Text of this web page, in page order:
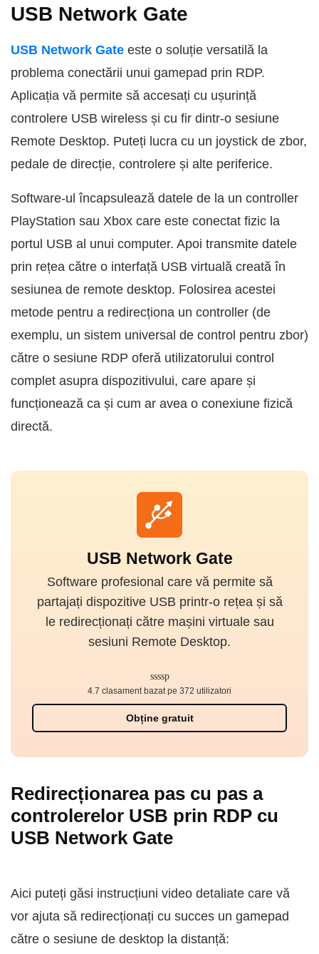
USB Network Gate
USB Network Gate este o soluție versatilă la
problema conectării unui gamepad prin RDP.
Aplicația vă permite să accesați cu ușurință
controlere USB wireless și cu fir dintr-o sesiune
Remote Desktop. Puteți lucra cu un joystick de zbor,
pedale de direcție, controlere și alte periferice.
Software-ul încapsulează datele de la un controller
PlayStation sau Xbox care este conectat fizic la
portul USB al unui computer. Apoi transmite datele
prin rețea către o interfață USB virtuală creată în
sesiunea de remote desktop. Folosirea acestei
metode pentru a redirecționa un controller (de
exemplu, un sistem universal de control pentru zbor)
către o sesiune RDP oferă utilizatorului control
complet asupra dispozitivului, care apare și
funcționează ca și cum ar avea o conexiune fizică
directă.
USB Network Gate
Software profesional care vă permite să
partajați dispozitive USB printr-o rețea și să
le redirecționați către mașini virtuale sau
sesiuni Remote Desktop.
Obține gratuit
4.7 clasament bazat pe 372 utilizatori
Redirecționarea pas cu pas a
controlerelor USB prin RDP cu
USB Network Gate
Aici puteți găsi instrucțiuni video detaliate care vă
vor ajuta să redirecționați cu succes un gamepad
către o sesiune de desktop la distanță: